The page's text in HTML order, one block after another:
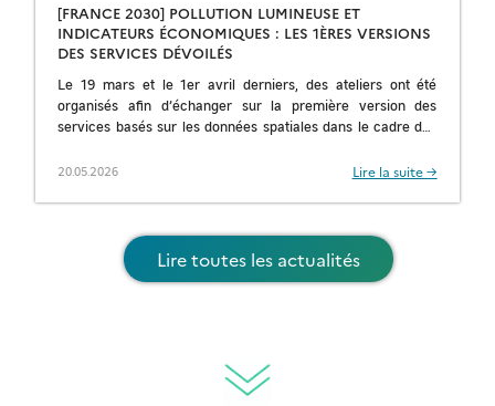
[FRANCE 2030] POLLUTION LUMINEUSE ET
INDICATEURS ÉCONOMIQUES : LES 1ÈRES VERSIONS
DES SERVICES DÉVOILÉS
Le 19 mars et le 1er avril derniers, des ateliers ont été
organisés afin d’échanger sur la première version des
services basés sur les données spatiales dans le cadre des
20.05.2026 Lire la suite →
Lire toutes les actualités